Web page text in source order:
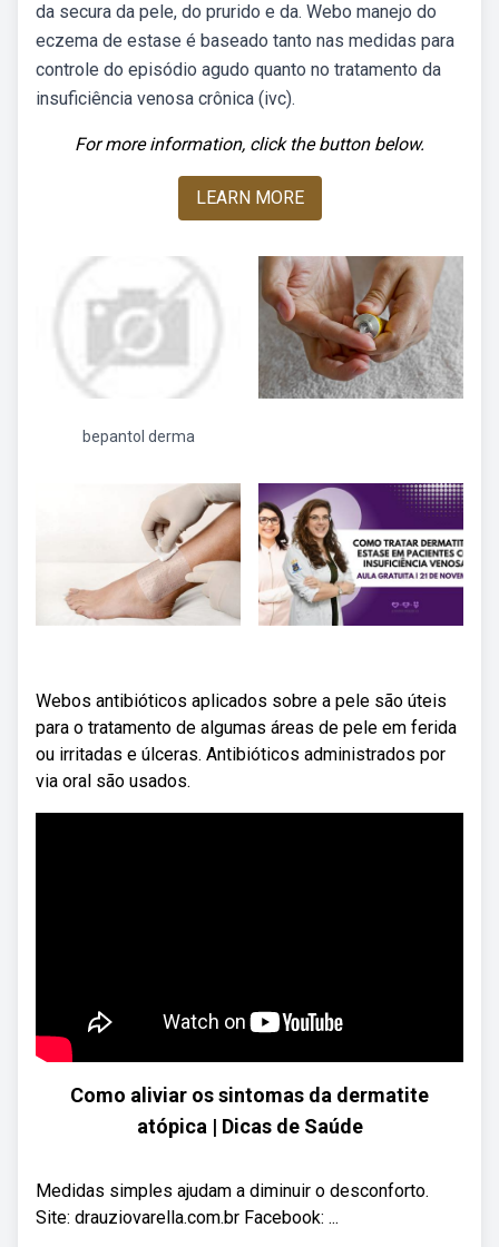
da secura da pele, do prurido e da. Webo manejo do
eczema de estase é baseado tanto nas medidas para
controle do episódio agudo quanto no tratamento da
insuficiência venosa crônica (ivc).
For more information, click the button below.
LEARN MORE
bepantol derma
Webos antibióticos aplicados sobre a pele são úteis
para o tratamento de algumas áreas de pele em ferida
ou irritadas e úlceras. Antibióticos administrados por
via oral são usados.
Como aliviar os sintomas da dermatite
atópica | Dicas de Saúde
Medidas simples ajudam a diminuir o desconforto.
Site: drauziovarella.com.br Facebook: ...